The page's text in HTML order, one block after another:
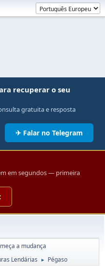
recuperar o seu
gratuita e resposta
✈ Falar no Telegram
em segundos — primeira
a mudança
Lendárias ► Pégaso